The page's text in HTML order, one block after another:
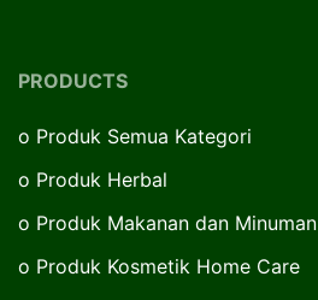
PRODUCTS
o Produk Semua Kategori
o Produk Herbal
o Produk Makanan dan Minuman
o Produk Kosmetik Home Care